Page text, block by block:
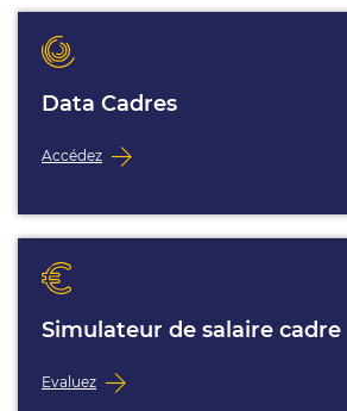
Data Cadres
Accédez
Simulateur de salaire cadre
Evaluez